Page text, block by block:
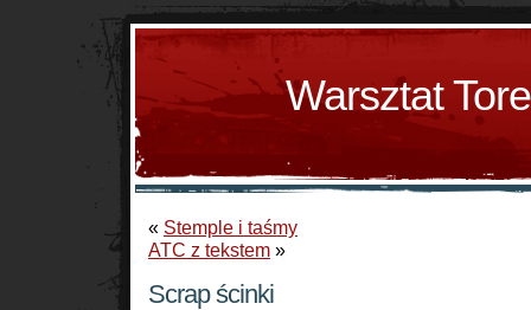
Warsztat
« Stemple i taśmy
ATC z tekstem »
Scrap ścinki